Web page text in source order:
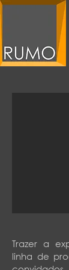
Trazer a
linha de